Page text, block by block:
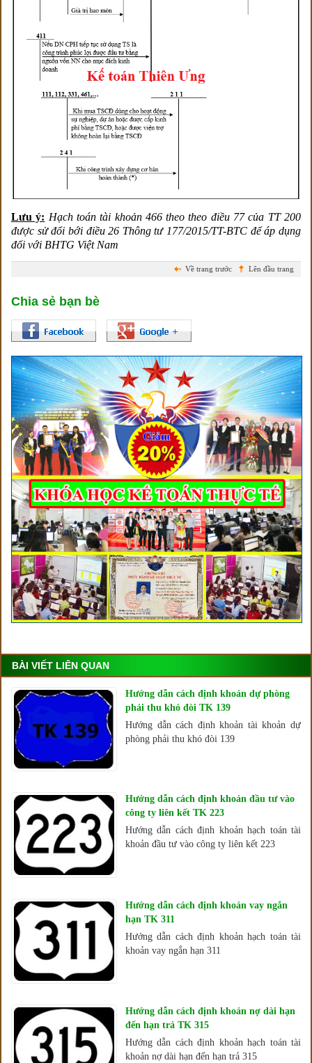
Lưu ý: Hạch toán tài khoản 466 theo theo điều 77 của TT 200
được sử đổi bới điều 26 Thông tư 177/2015/TT-BTC để áp dụng
đối với BHTG Việt Nam
Lên đầu trang
Về trang trước
Chia sẻ bạn bè
BÀI VIẾT LIÊN QUAN
Hướng dẫn cách định khoản dự phòng
phải thu khó đòi TK 139
Hướng dẫn cách định khoản tài khoản dự
phòng phải thu khó đòi 139
Hướng dẫn cách định khoản đầu tư vào
công ty liên kết TK 223
Hướng dẫn cách định khoản hạch toán tài
khoản đầu tư vào công ty liên kết 223
Hướng dẫn cách định khoản vay ngắn
hạn TK 311
Hướng dẫn cách định khoản hạch toán tài
khoản vay ngắn hạn 311
Hướng dẫn cách định khoản nợ dài hạn
đến hạn trả TK 315
Hướng dẫn cách định khoản hạch toán tài
khoản nợ dài hạn đến hạn trả 315